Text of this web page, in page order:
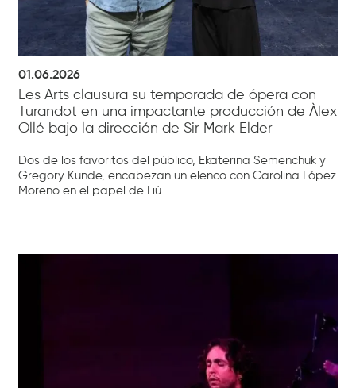
01.06.2026
Les Arts clausura su temporada de ópera con
Turandot en una impactante producción de Àlex
Ollé bajo la dirección de Sir Mark Elder
Dos de los favoritos del público, Ekaterina Semenchuk y
Gregory Kunde, encabezan un elenco con Carolina López
Moreno en el papel de Liù